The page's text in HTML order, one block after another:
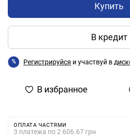
Купить
В кредит
% Регистрируйся и участвуй в
В избранное
ОПЛАТА ЧАСТЯМИ
3 платежа по 2 606.67 грн